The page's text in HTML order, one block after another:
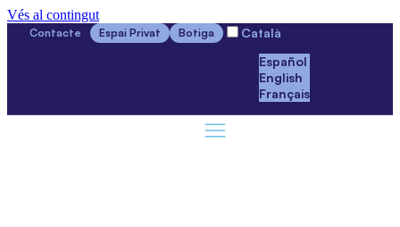
Vés al contingut
Contacte Espai Privat Botiga
Català
Español
English
Français